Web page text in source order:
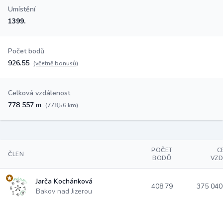
Umístění
1399.
Počet bodů
926.55 (včetně bonusů)
Celková vzdálenost
778 557 m (778,56 km)
ČLEN
POČET
BODŮ
Jarča Kochánková
Bakov nad Jizerou
408.79 375